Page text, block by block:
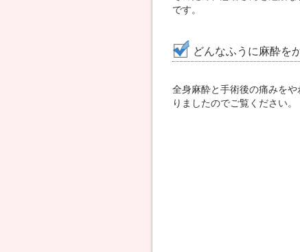
です。
どんなふうに麻酔を
全身麻酔と手術後の痛みを
りましたのでご覧ください。